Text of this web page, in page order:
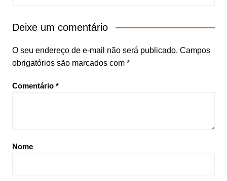
Deixe um comentário
O seu endereço de e-mail não será publicado. Campos
obrigatórios são marcados com *
Comentário *
Nome